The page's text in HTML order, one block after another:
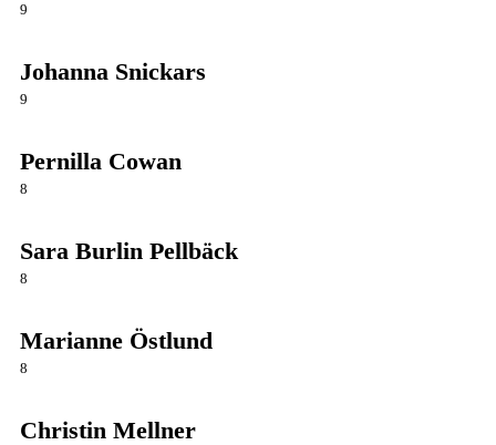
9
Johanna Snickars
9
Pernilla Cowan
8
Sara Burlin Pellbäck
8
Marianne Östlund
8
Christin Mellner